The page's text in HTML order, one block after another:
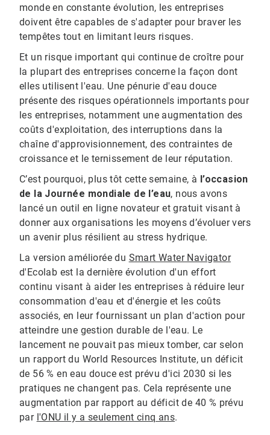
monde en constante évolution, les entreprises
doivent être capables de s'adapter pour braver les
tempêtes tout en limitant leurs risques.
Et un risque important qui continue de croître pour
la plupart des entreprises concerne la façon dont
elles utilisent l'eau. Une pénurie d'eau douce
présente des risques opérationnels importants pour
les entreprises, notamment une augmentation des
coûts d'exploitation, des interruptions dans la
chaîne d'approvisionnement, des contraintes de
croissance et le ternissement de leur réputation.
C’est pourquoi, plus tôt cette semaine, à l’occasion
de la Journée mondiale de l’eau, nous avons
lancé un outil en ligne novateur et gratuit visant à
donner aux organisations les moyens d’évoluer vers
un avenir plus résilient au stress hydrique.
La version améliorée du Smart Water Navigator
d'Ecolab est la dernière évolution d'un effort
continu visant à aider les entreprises à réduire leur
consommation d'eau et d'énergie et les coûts
associés, en leur fournissant un plan d'action pour
atteindre une gestion durable de l'eau. Le
lancement ne pouvait pas mieux tomber, car selon
un rapport du World Resources Institute, un déficit
de 56 % en eau douce est prévu d'ici 2030 si les
pratiques ne changent pas.​​​​​​​ Cela représente une
augmentation par rapport au déficit de 40 % prévu
par l'ONU il y a seulement cinq ans.